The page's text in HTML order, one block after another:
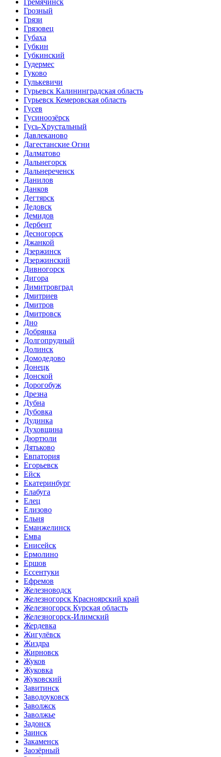
Гремячинск
Грозный
Грязи
Грязовец
Губаха
Губкин
Губкинский
Гудермес
Гуково
Гулькевичи
Гурьевск Калининградская область
Гурьевск Кемеровская область
Гусев
Гусиноозёрск
Гусь-Хрустальный
Давлеканово
Дагестанские Огни
Далматово
Дальнегорск
Дальнереченск
Данилов
Данков
Дегтярск
Дедовск
Демидов
Дербент
Десногорск
Джанкой
Дзержинск
Дзержинский
Дивногорск
Дигора
Димитровград
Дмитриев
Дмитров
Дмитровск
Дно
Добрянка
Долгопрудный
Долинск
Домодедово
Донецк
Донской
Дорогобуж
Дрезна
Дубна
Дубовка
Дудинка
Духовщина
Дюртюли
Дятьково
Евпатория
Егорьевск
Ейск
Екатеринбург
Елабуга
Елец
Елизово
Ельня
Еманжелинск
Емва
Енисейск
Ермолино
Ершов
Ессентуки
Ефремов
Железноводск
Железногорск Красноярский край
Железногорск Курская область
Железногорск-Илимский
Жердевка
Жигулёвск
Жиздра
Жирновск
Жуков
Жуковка
Жуковский
Завитинск
Заводоуковск
Заволжск
Заволжье
Задонск
Заинск
Закаменск
Заозёрный